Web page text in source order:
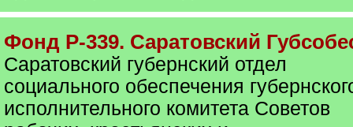
Фонд Р-339. Саратовский
Саратовский губернский отдел
социального обеспечения
исполнительного комитета Советов